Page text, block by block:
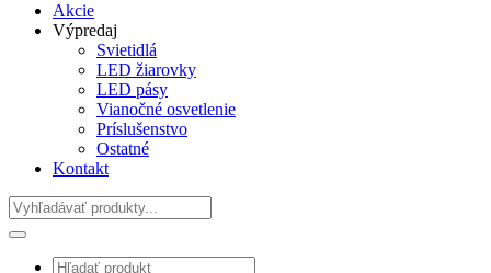
Akcie
Výpredaj
Svietidlá
LED žiarovky
LED pásy
Vianočné osvetlenie
Príslušenstvo
Ostatné
Kontakt
Hladať